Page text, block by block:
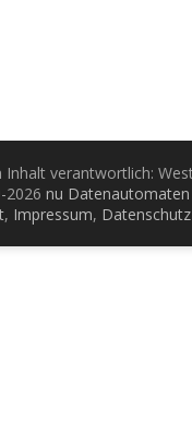
Inhalt verantwortlich:
2026 nu
, Impressum, Datenschutz